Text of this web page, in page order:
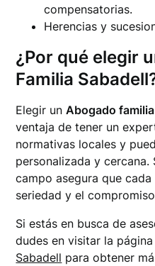
compensatorias.
Herencias y
¿Por qué elegir
Familia
Elegir unAbogado
ventaja de tener un
normativas locales y
personalizada y cercana.
campo asegura que
seriedad y el
Si estás en busca de
dudes en visitar la
Sabadell para obtener